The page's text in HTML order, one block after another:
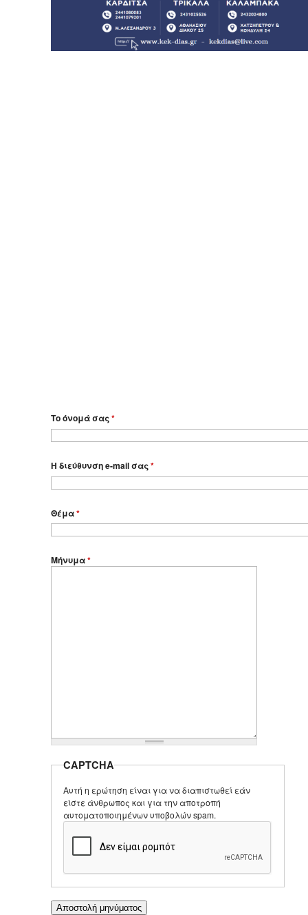
Το όνομά σας*
Η διεύθυνση e-mail σας*
Θέμα*
Μήνυμα*
CAPTCHA
Αυτή η ερώτηση είναι για να διαπιστωθεί εάν
είστε άνθρωπος και για την αποτροπή
αυτοματοποιημένων υποβολών spam.